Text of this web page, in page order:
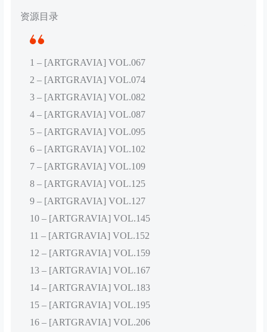
资源目录
1 – [ARTGRAVIA] VOL.067
2 – [ARTGRAVIA] VOL.074
3 – [ARTGRAVIA] VOL.082
4 – [ARTGRAVIA] VOL.087
5 – [ARTGRAVIA] VOL.095
6 – [ARTGRAVIA] VOL.102
7 – [ARTGRAVIA] VOL.109
8 – [ARTGRAVIA] VOL.125
9 – [ARTGRAVIA] VOL.127
10 – [ARTGRAVIA] VOL.145
11 – [ARTGRAVIA] VOL.152
12 – [ARTGRAVIA] VOL.159
13 – [ARTGRAVIA] VOL.167
14 – [ARTGRAVIA] VOL.183
15 – [ARTGRAVIA] VOL.195
16 – [ARTGRAVIA] VOL.206